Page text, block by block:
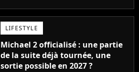
LIFESTYLE
Michael 2 officialisé : une partie
de la suite déjà tournée, une
sortie possible en 2027 ?